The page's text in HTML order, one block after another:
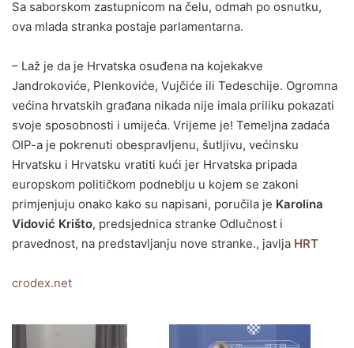
Sa saborskom zastupnicom na čelu, odmah po osnutku,
ova mlada stranka postaje parlamentarna.
– Laž je da je Hrvatska osuđena na kojekakve
Jandrokoviće, Plenkoviće, Vujčiće ili Tedeschije. Ogromna
većina hrvatskih građana nikada nije imala priliku pokazati
svoje sposobnosti i umijeća. Vrijeme je! Temeljna zadaća
OIP-a je pokrenuti obespravljenu, šutljivu, većinsku
Hrvatsku i Hrvatsku vratiti kući jer Hrvatska pripada
europskom političkom podneblju u kojem se zakoni
primjenjuju onako kako su napisani, poručila je Karolina
Vidović Krišto, predsjednica stranke Odlučnost i
pravednost, na predstavljanju nove stranke., javlja HRT
crodex.net